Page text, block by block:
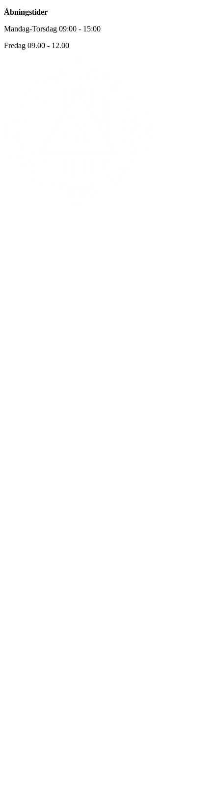
Åbningstider
Mandag-Torsdag 09:00 - 15:00
Fredag 09.00 - 12.00